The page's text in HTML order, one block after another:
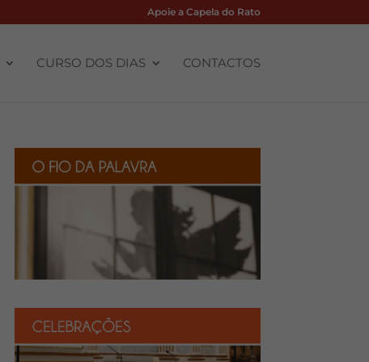
Apoie a Capela do Rato
CURSO DOS DIAS CONTACTOS